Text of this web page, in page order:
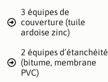
3 équipes de
couverture (tuile
ardoise zinc)
2 équipes d’étanchéité
(bitume, membrane
PVC)